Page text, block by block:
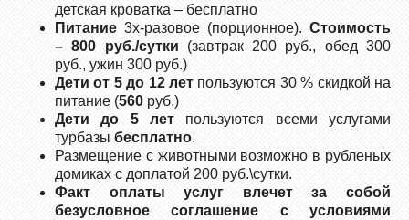
детская кроватка – бесплатно
Питание 3х-разовое (порционное). Стоимость
– 800 руб./сутки (завтрак 200 руб., обед 300
руб., ужин 300 руб.)
Дети от 5 до 12 лет пользуются 30 % скидкой на
питание (560 руб.)
Дети до 5 лет пользуются всеми услугами
турбазы бесплатно.
Размещение с животными возможно в рубленых
домиках с доплатой 200 руб.\сутки.
Факт оплаты услуг влечет за собой
безусловное соглашение с условиями